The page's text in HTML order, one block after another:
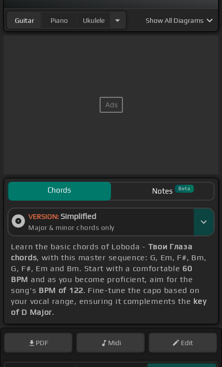
Guitar Piano Ukulele ShowAll Diagrams
Chords Notes Beta
VERSION: Simplified
Major & minor chords only
Learn the basic chords of Loboda - Твои Глаза
chords, with this master sequence: G, Em, F#, Bm,
G, F#, Em and Bm. Start with a comfortable 60
BPM and as you become proficient, aim for the
song's BPM of 122. Fine-tune the capo based on
your vocal range, ensuring it complements the key
of D Major.
PDF Midi Edit